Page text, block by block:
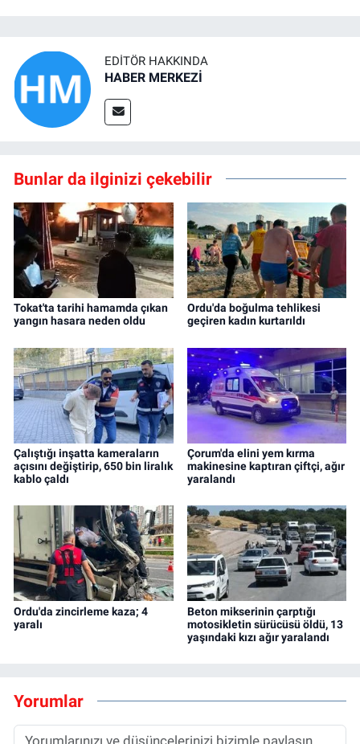
EDITÖR HAKKINDA
HABER MERKEZİ
Bunlar da ilginizi çekebilir
Tokat'ta tarihi hamamda çıkan
yangın hasara neden oldu
Ordu'da boğulma tehlikesi
geçiren kadın kurtarıldı
Çalıştığı inşatta kameraların
açısını değiştirip, 650 bin liralık
kablo çaldı
Çorum'da elini yem kırma
makinesine kaptıran çiftçi, ağır
yaralandı
Ordu'da zincirleme kaza; 4
yaralı
Beton mikserinin çarptığı
motosikletin sürücüsü öldü, 13
yaşındaki kızı ağır yaralandı
Yorumlar